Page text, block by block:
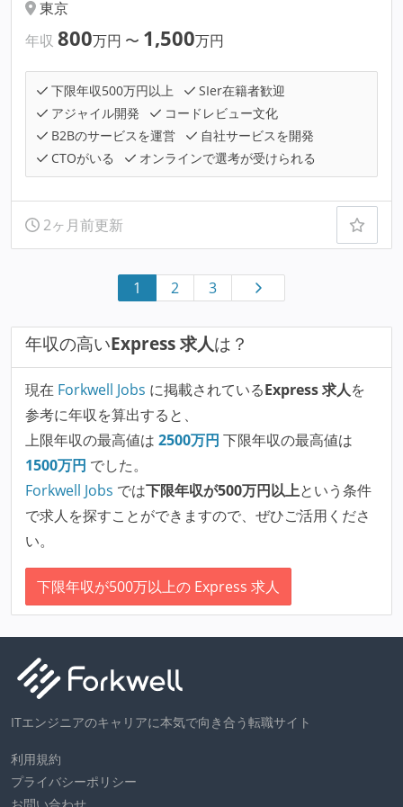
東京
年収 800万円 〜 1,500万円
下限年収500万円以上
SIer在籍者歓迎
アジャイル開発
コードレビュー文化
B2Bのサービスを運営
自社サービスを開発
CTOがいる
オンラインで選考が受けられる
2ヶ月前更新
1 2 3
年収の高いExpress 求人は？
現在 Forkwell Jobs に掲載されているExpress 求人を
参考に年収を算出すると、
上限年収の最高値は 2500万円 下限年収の最高値は
1500万円 でした。
Forkwell Jobs では下限年収が500万円以上という条件
で求人を探すことができますので、ぜひご活用くださ
い。
下限年収が500万以上の Express 求人
ITエンジニアのキャリアに本気で向き合う転職サイト
利用規約
プライバシーポリシー